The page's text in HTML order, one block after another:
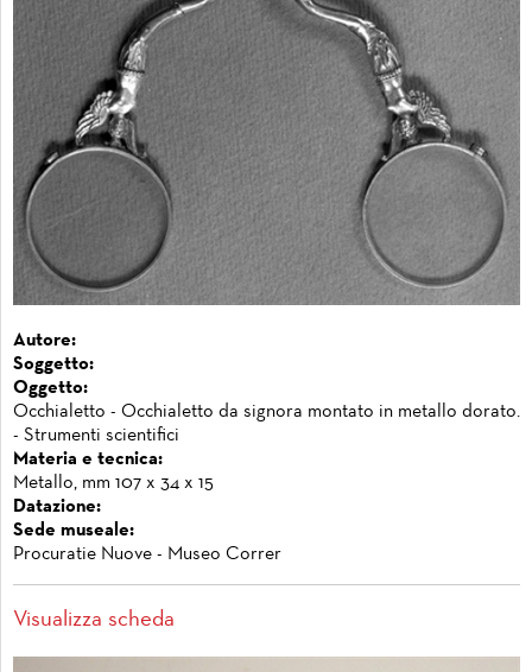
Autore:
Soggetto:
Oggetto:
Occhialetto - Occhialetto da signora montato in metallo dorato.
- Strumenti scientifici
Materia e tecnica:
Metallo, mm 107 x 34 x 15
Datazione:
Sede museale:
Procuratie Nuove - Museo Correr
Visualizza scheda